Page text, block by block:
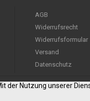
AGB
Widerrufsrecht
Widerrufsformular
Versand
Datenschutz
der Nutzung unserer